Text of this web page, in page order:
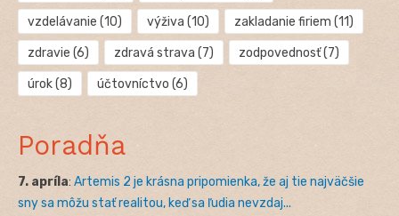
vzdelávanie (10) výživa (10) zakladanie firiem (11)
zdravie (6) zdravá strava (7) zodpovednosť(7)
úrok(8) účtovníctvo (6)
Poradňa
7. apríla: Artemis 2 je krásna pripomienka, že aj tie najväčšie
sny sa môžu stať realitou, keď sa ľudia nevzdaj...